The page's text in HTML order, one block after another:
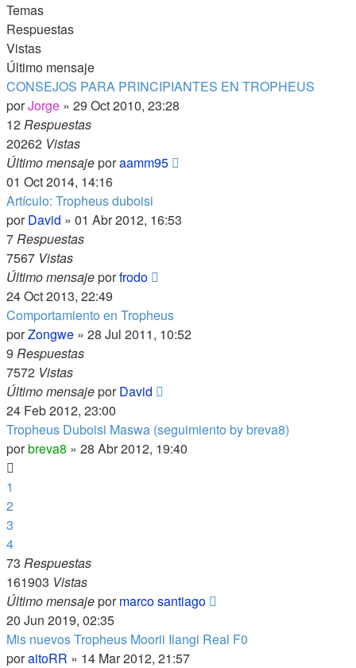
Temas
Respuestas
Vistas
Último mensaje
CONSEJOS PARA PRINCIPIANTES EN TROPHEUS
porJorge » 29 Oct 2010, 23:28
12Respuestas
20262 Vistas
Último mensajeporaamm95
01 Oct 2014, 14:16
Artículo: Tropheus duboisi
porDavid » 01 Abr 2012, 16:53
7Respuestas
7567 Vistas
Último mensajeporfrodo
24 Oct 2013, 22:49
Comportamiento en Tropheus
porZongwe » 28 Jul 2011, 10:52
9 Respuestas
7572 Vistas
Último mensajeporDavid
24 Feb 2012, 23:00
Tropheus Duboisi Maswa (seguimiento by breva8)
porbreva8 » 28 Abr 2012, 19:40
1
2
3
4
73 Respuestas
161903 Vistas
Último mensajepormarco santiago
20 Jun 2019, 02:35
Mis nuevos Tropheus Moorii Ilangi Real F0
poraitoRR » 14 Mar 2012, 21:57